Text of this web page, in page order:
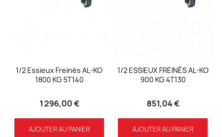
1/2 Essieux Freinés AL-KO
1800 KG 5T140
1 296,00 €
AJOUTER AU PANIER
1/2 ESSIEUX FREINÉS AL-KO
900 KG 4T130
851,04 €
AJOUTER AU PANIER